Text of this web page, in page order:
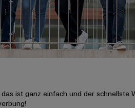
ist ganz einfach und der